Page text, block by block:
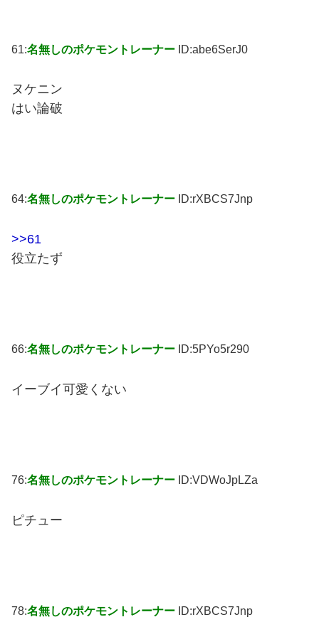
61:名無しのポケモントレーナー ID:abe6SerJ0
ヌケニン
はい論破
64:名無しのポケモントレーナー ID:rXBCS7Jnp
>>61
役立たず
66:名無しのポケモントレーナー ID:5PYo5r290
イーブイ可愛くない
76:名無しのポケモントレーナー ID:VDWoJpLZa
ピチュー
78:名無しのポケモントレーナー ID:rXBCS7Jnp